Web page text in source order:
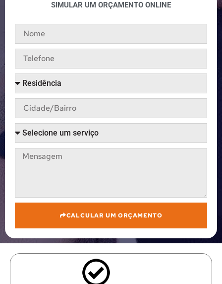
SIMULAR UM ORÇAMENTO ONLINE
CALCULAR UM ORÇAMENTO